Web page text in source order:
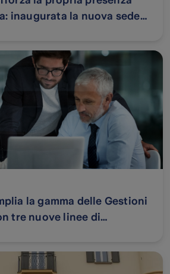
inaugurata la nuova sede
la gamma delle Gestioni
tre nuove linee di